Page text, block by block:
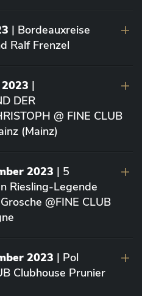
| Bordeauxreise
Ralf Frenzel
|
DER
@ FINE CLUB
(Mainz)
2023 | 5
Riesling-Legende
@FINE CLUB
2023 | Pol
Clubhouse Prunier